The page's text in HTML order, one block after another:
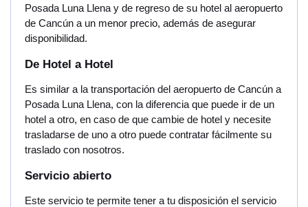
Posada Luna Llena y de regreso de su hotel al aeropuerto
de Cancún a un menor precio, además de asegurar
disponibilidad.
De Hotel a Hotel
Es similar a la transportación del aeropuerto de Cancún a
Posada Luna Llena, con la diferencia que puede ir de un
hotel a otro, en caso de que cambie de hotel y necesite
trasladarse de uno a otro puede contratar fácilmente su
traslado con nosotros.
Servicio abierto
Este servicio te permite tener a tu disposición el servicio